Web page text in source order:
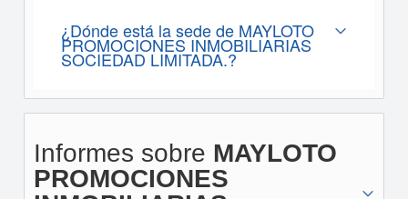
¿Dónde está la sede de MAYLOTO
PROMOCIONES INMOBILIARIAS
SOCIEDAD LIMITADA.?
Informes sobre MAYLOTO
PROMOCIONES